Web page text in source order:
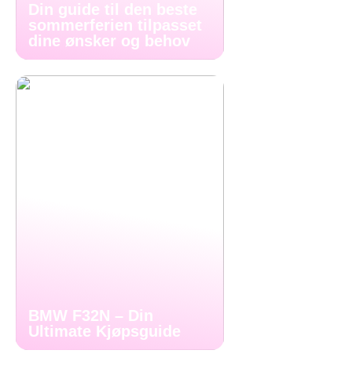
Din guide til den beste
sommerferien tilpasset
dine ønsker og behov
BMW F32N – Din
Ultimate Kjøpsguide